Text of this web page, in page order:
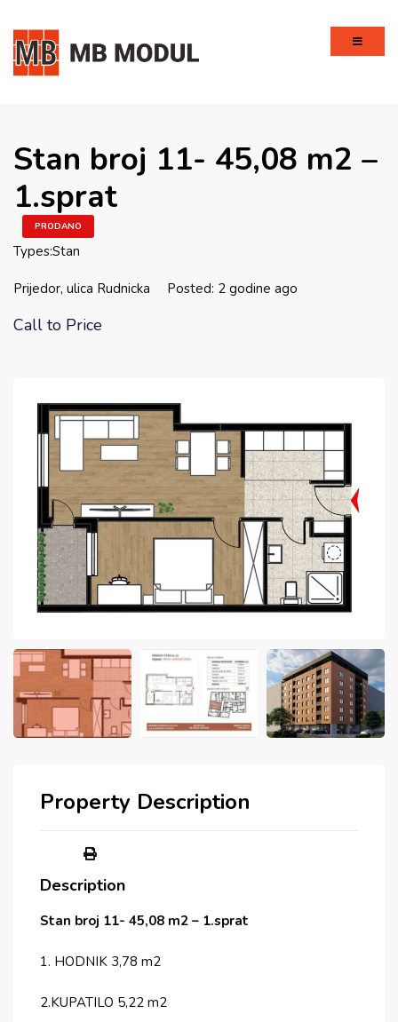
Stan broj 11- 45,08 m2 –
1.sprat
PRODANO
Types:Stan
Prijedor, ulica Rudnicka Posted: 2 godine ago
Call to Price
Property Description
Description
Stan broj 11- 45,08 m2 – 1.sprat
1. HODNIK 3,78 m2
2.KUPATILO 5,22 m2